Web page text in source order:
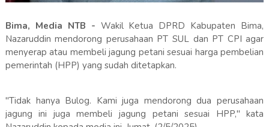
Bima, Media NTB - Wakil Ketua DPRD Kabupaten Bima,
Nazaruddin mendorong perusahaan PT SUL dan PT CPI agar
menyerap atau membeli jagung petani sesuai harga pembelian
pemerintah (HPP) yang sudah ditetapkan.
"Tidak hanya Bulog. Kami juga mendorong dua perusahaan
jagung ini juga membeli jagung petani sesuai HPP," kata